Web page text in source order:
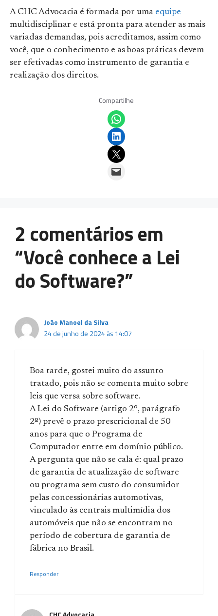
A CHC Advocacia é formada por uma equipe
multidisciplinar e está pronta para atender as mais
variadas demandas, pois acreditamos, assim como
você, que o conhecimento e as boas práticas devem
ser efetivadas como instrumento de garantia e
realização dos direitos.
Compartilhe
Share on WhatsApp
Share on LinkedIn
Email this Page
Email this Page
2 comentários em
“Você conhece a Lei
do Software?”
João Manoel da Silva
24 de junho de 2024 às 14:07
Boa tarde, gostei muito do assunto
tratado, pois não se comenta muito sobre
leis que versa sobre software.
A Lei do Software (artigo 2º, parágrafo
2º) prevê o prazo prescricional de 50
anos para que o Programa de
Computador entre em domínio público.
A pergunta que não se cala é: qual prazo
de garantia de atualização de software
ou programa sem custo do consumidor
pelas concessionárias automotivas,
vinculado às centrais multimídia dos
automóveis que não se encontram no
período de cobertura de garantia de
fábrica no Brasil.
Responder